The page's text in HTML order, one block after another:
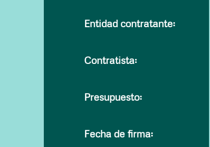
Entidad contratante:
Contratista:
Presupuesto:
Fecha de firma: